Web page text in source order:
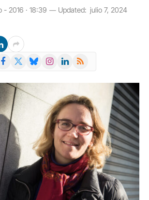
- 2016 · 18:39 Updated: julio 7, 2024
BlueskyInstagramLinkedIn
RSS